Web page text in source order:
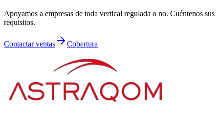
Apoyamos a empresas de toda vertical regulada o no. Cuéntenos sus
requisitos.
Contactar ventas Cobertura